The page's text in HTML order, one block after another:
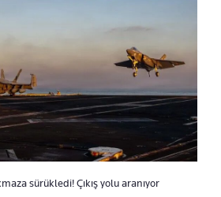
sürükledi! Çıkış yolu aranıyor